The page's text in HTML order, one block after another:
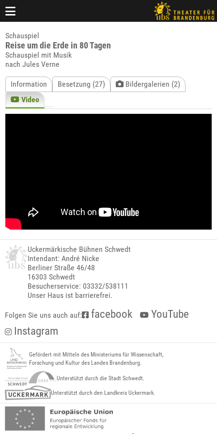
Schauspiel
Reise um die Erde in 80 Tagen
Schauspiel mit Musik
nach Jules Verne
Information Besetzung (27)
Bildergalerien (2)
Video
Uckermärkische Bühnen Schwedt
Intendant: André Nicke
Berliner Straße 46/48
16303 Schwedt
Besucherservice: 03332/538111
Unser Haus ist barrierefrei.
Folgen Sie uns auch auf: facebook
YouTube
Instagram
Gefördert mit Mitteln des Ministeriums für Wissenschaft,
Forschung und Kultur des Landes Brandenburg.
Unterstützt durch die Stadt Schwedt.
Unterstützt durch den Landkreis Uckermark.